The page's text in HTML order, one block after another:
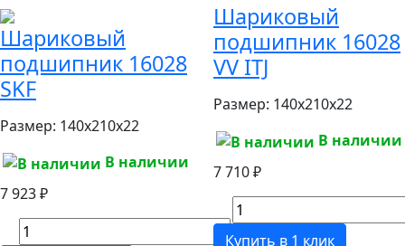
Шариковый
подшипник 16028
SKF
Размер: 140x210x22
В наличии
7 923 ₽
Шариковый
подшипник 16028
VV ITJ
Размер: 140x210x22
В наличии
7 710 ₽
Купить в 1 клик